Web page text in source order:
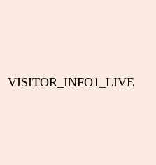
VISITOR_INFO1_LIVE